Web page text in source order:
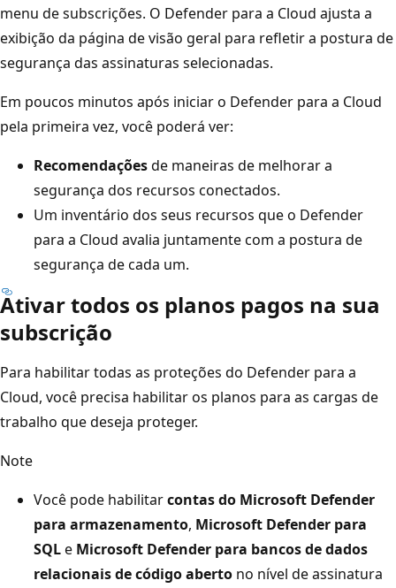
menu de subscrições. O Defender para a Cloud ajusta a
exibição da página de visão geral para refletir a postura de
segurança das assinaturas selecionadas.
Em poucos minutos após iniciar o Defender para a Cloud
pela primeira vez, você poderá ver:
Recomendaçõesde maneiras de melhorar a
segurança dos recursos conectados.
Um inventário dos seus recursos que o Defender
para a Cloud avalia juntamente com a postura de
segurança de cada um.
Ativar todos os planos pagos na sua
subscrição
Para habilitar todas as proteções do Defender para a
Cloud, você precisa habilitar os planos para as cargas de
trabalho que deseja proteger.
Note
Você pode habilitarcontas do Microsoft Defender
para armazenamento, Microsoft Defender para
SQLe Microsoft Defender para bancos de dados
relacionais de código aberto no nível de assinatura